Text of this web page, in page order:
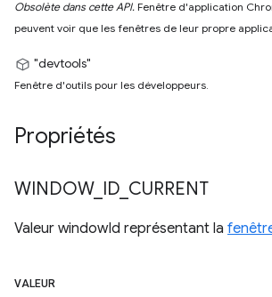
Obsolète dans cette API. Fenêtre d'application
peuvent voir que les fenêtres de leur propre
"devtools"
Fenêtre d'outils pour les développeurs.
Propriétés
WINDOW_ ID CURRENT
Valeur windowId représentant la
VALEUR